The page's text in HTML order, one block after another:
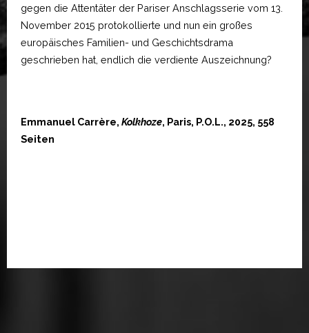
gegen die Attentäter der Pariser Anschlagsserie vom 13.
November 2015 protokollierte und nun ein großes
europäisches Familien- und Geschichtsdrama
geschrieben hat, endlich die verdiente Auszeichnung?
Emmanuel Carrère, Kolkhoze, Paris, P.O.L., 2025, 558
Seiten